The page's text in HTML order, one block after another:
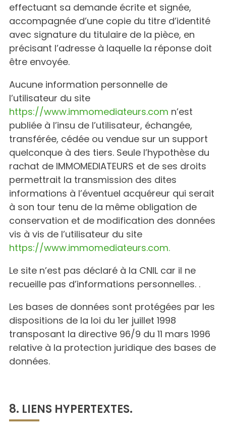
effectuant sa demande écrite et signée,
accompagnée d’une copie du titre d’identité
avec signature du titulaire de la pièce, en
précisant l’adresse à laquelle la réponse doit
être envoyée.
Aucune information personnelle de
l’utilisateur du site
https://www.immomediateurs.com n’est
publiée à l’insu de l’utilisateur, échangée,
transférée, cédée ou vendue sur un support
quelconque à des tiers. Seule l’hypothèse du
rachat de IMMOMEDIATEURS et de ses droits
permettrait la transmission des dites
informations à l’éventuel acquéreur qui serait
à son tour tenu de la même obligation de
conservation et de modification des données
vis à vis de l’utilisateur du site
https://www.immomediateurs.com.
Le site n’est pas déclaré à la CNIL car il ne
recueille pas d’informations personnelles. .
Les bases de données sont protégées par les
dispositions de la loi du 1er juillet 1998
transposant la directive 96/9 du 11 mars 1996
relative à la protection juridique des bases de
données.
8. LIENS HYPERTEXTES.